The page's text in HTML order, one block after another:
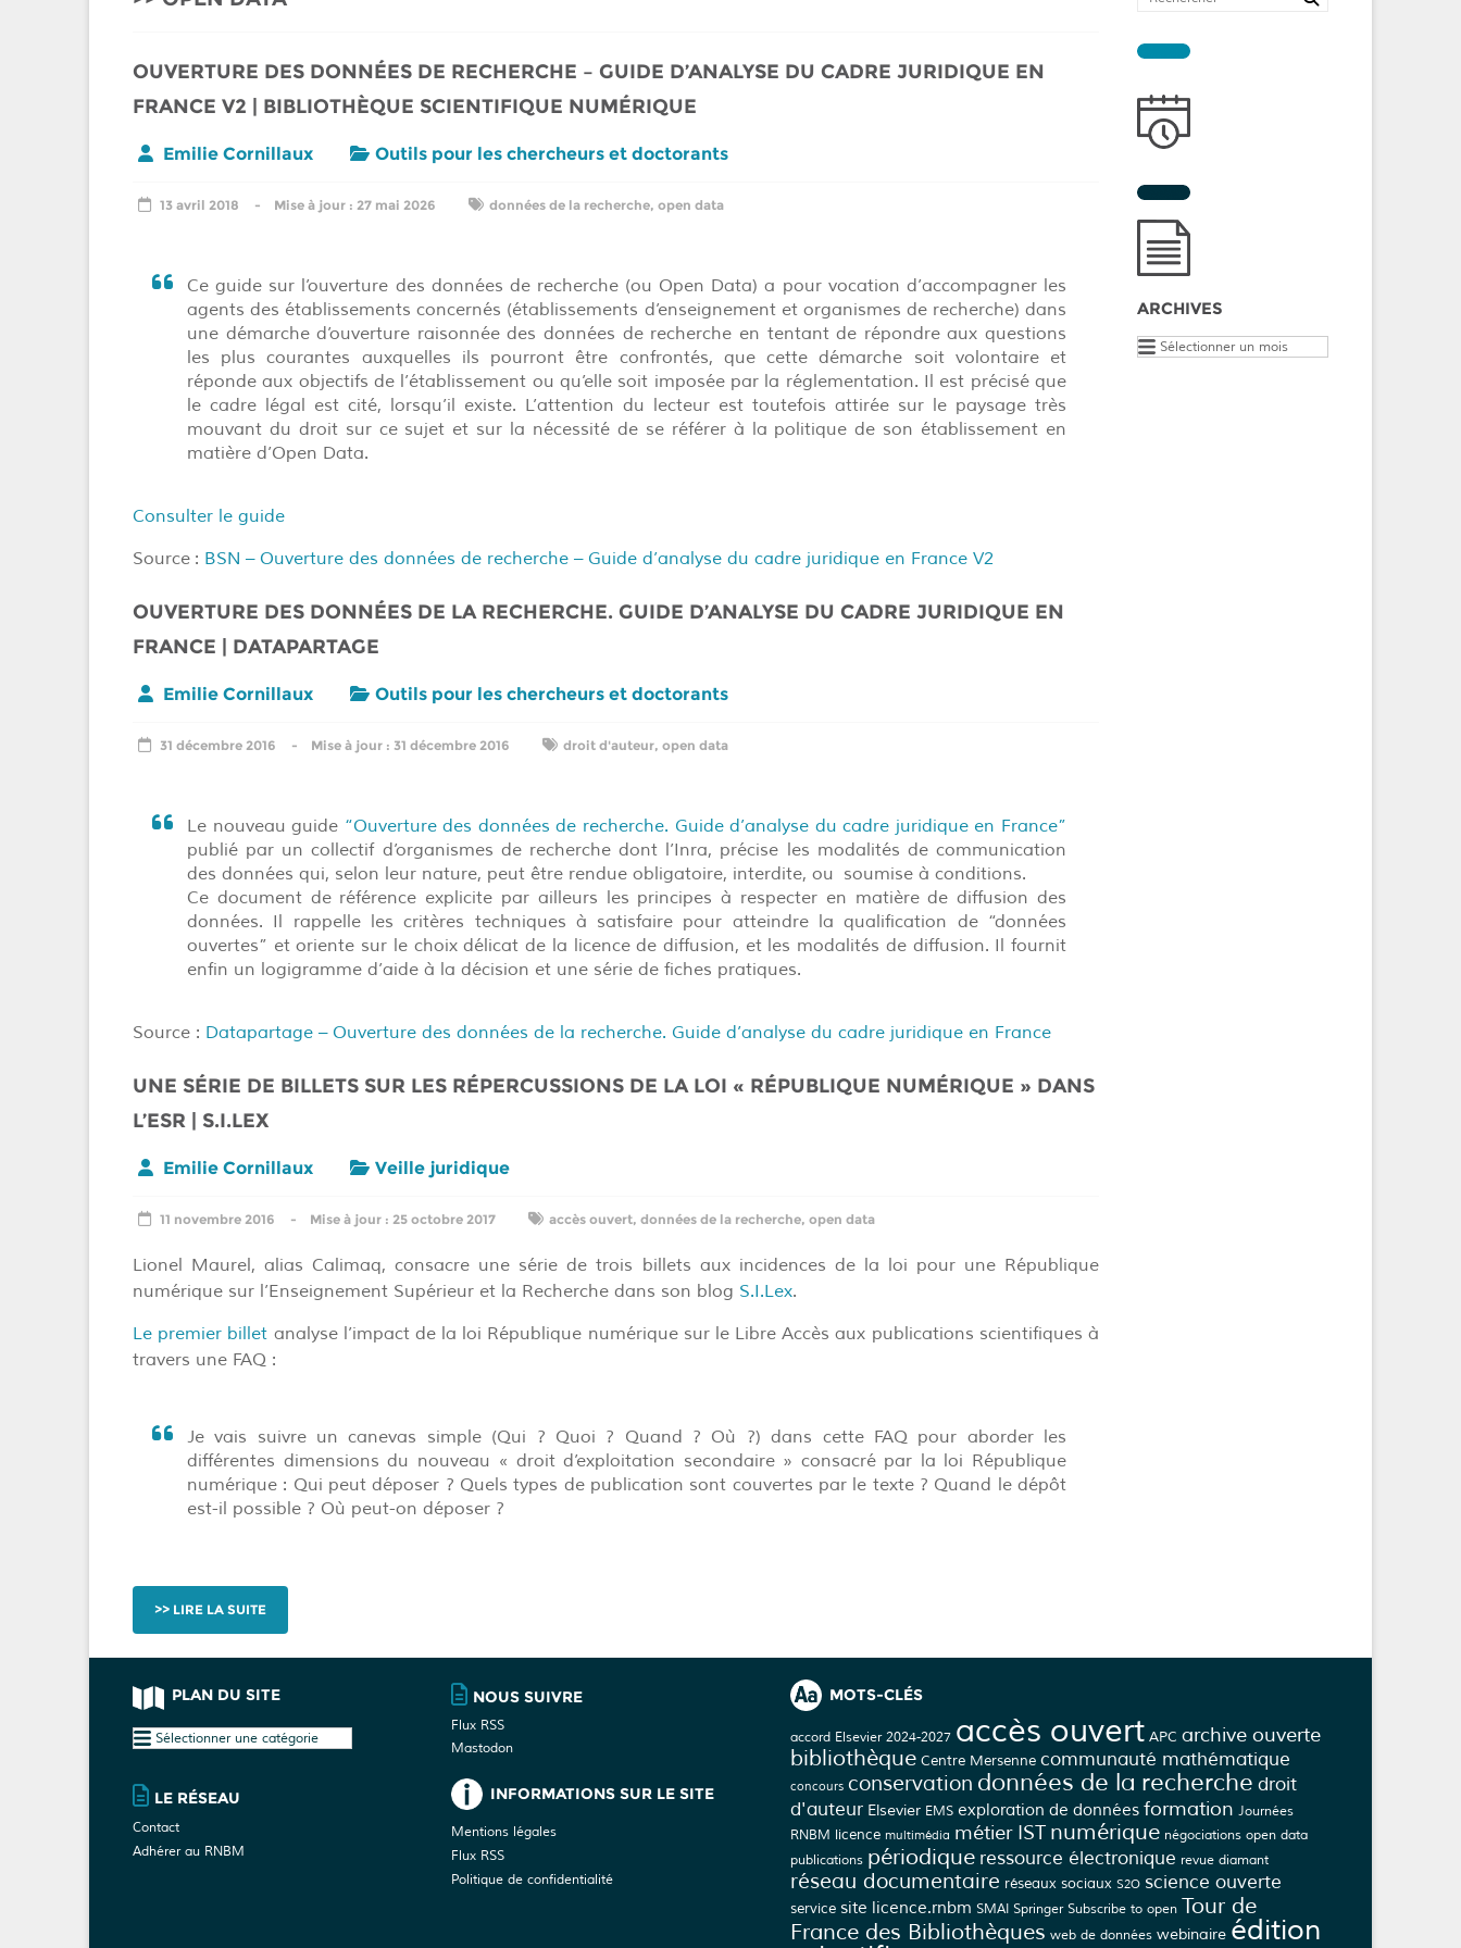
OUVERTURE DES DONNÉES DE RECHERCHE – GUIDE D’ANALYSE DU CADRE JURIDIQUE EN
FRANCE V2 | BIBLIOTHÈQUE SCIENTIFIQUE NUMÉRIQUE
Emilie Cornillaux Outils pour les chercheurs et doctorants
13 avril 2018 27 mai 2026 données de la recherche, open data
Ce guide sur l’ouverture des données de recherche (ou Open Data) a pour vocation d’accompagner les
agents des établissements concernés (établissements d’enseignement et organismes de recherche) dans
une démarche d’ouverture raisonnée des données de recherche en tentant de répondre aux questions
les plus courantes auxquelles ils pourront être confrontés, que cette démarche soit volontaire et
réponde aux objectifs de l’établissement ou qu’elle soit imposée par la réglementation. Il est précisé que
le cadre légal est cité, lorsqu’il existe. L’attention du lecteur est toutefois attirée sur le paysage très
mouvant du droit sur ce sujet et sur la nécessité de se référer à la politique de son établissement en
matière d’Open Data.
Consulter le guide
Source : BSN – Ouverture des données de recherche – Guide d’analyse du cadre juridique en France V2
OUVERTURE DES DONNÉES DE LA RECHERCHE. GUIDE D’ANALYSE DU CADRE JURIDIQUE EN
FRANCE | DATAPARTAGE
Emilie Cornillaux Outils pour les chercheurs et doctorants
31 décembre 2016 31 décembre 2016 droit d'auteur, open data
Le nouveau guide “Ouverture des données de recherche. Guide d’analyse du cadre juridique en France”
publié par un collectif d’organismes de recherche dont l’Inra, précise les modalités de communication
des données qui, selon leur nature, peut être rendue obligatoire, interdite, ou soumise à conditions.
Ce document de référence explicite par ailleurs les principes à respecter en matière de diffusion des
données. Il rappelle les critères techniques à satisfaire pour atteindre la qualification de “données
ouvertes” et oriente sur le choix délicat de la licence de diffusion, et les modalités de diffusion. Il fournit
enfin un logigramme d’aide à la décision et une série de fiches pratiques.
Source : Datapartage – Ouverture des données de la recherche. Guide d’analyse du cadre juridique en France
UNE SÉRIE DE BILLETS SUR LES RÉPERCUSSIONS DE LA LOI « RÉPUBLIQUE NUMÉRIQUE » DANS
L’ESR | S.I.LEX
Emilie Cornillaux Veille juridique
11 novembre 2016 25 octobre 2017 accès ouvert, données de la recherche, open data
Lionel Maurel, alias Calimaq, consacre une série de trois billets aux incidences de la loi pour une République
numérique sur l’Enseignement Supérieur et la Recherche dans son blog S.I.Lex.
Le premier billet analyse l’impact de la loi République numérique sur le Libre Accès aux publications scientifiques à
travers une FAQ :
Je vais suivre un canevas simple (Qui ? Quoi ? Quand ? Où ?) dans cette FAQ pour aborder les
différentes dimensions du nouveau « droit d’exploitation secondaire » consacré par la loi République
numérique : Qui peut déposer ? Quels types de publication sont couvertes par le texte ? Quand le dépôt
est-il possible ? Où peut-on déposer ?
LIRE LA SUITE
ARCHIVES
Archives
PLAN DU SITE
Plan
site
LE RÉSEAU
Contact
Adhérer au RNBM
NOUS SUIVRE
Flux RSS
Mastodon
INFORMATIONS SUR LE SITE
Mentions légales
Flux RSS
Politique de confidentialité
MOTS-CLÉS
accord Elsevier 2024-2027 accès ouvert APC archive ouverte
bibliothèque Centre Mersenne communauté mathématique
concours conservation données de la recherche droit
d'auteur Elsevier EMS exploration de données formation Journées
RNBM licence multimédia métier IST numérique négociations open data
publications périodique ressource électronique revue diamant
réseau documentaire réseaux sociaux S2O science ouverte
service site licence.rnbm SMAI Springer Subscribe to open Tour de
France des Bibliothèques web de données webinaire édition